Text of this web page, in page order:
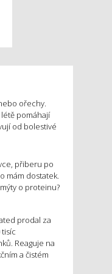
ořechy.
pomáhají
od bolestivé
přiberu po
mám dostatek.
o proteinu?
prodal za
Reaguje na
a čistém